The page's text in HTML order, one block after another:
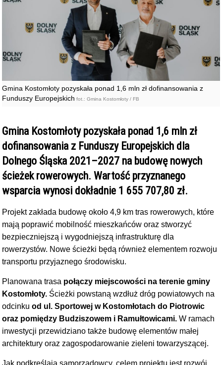
Gmina Kostomłoty pozyskała ponad 1,6 mln zł dofinansowania z
Funduszy Europejskich fot.: Gmina Kostomłoty / FB
Gmina Kostomłoty pozyskała ponad 1,6 mln zł
dofinansowania z Funduszy Europejskich dla
Dolnego Śląska 2021–2027 na budowę nowych
ścieżek rowerowych. Wartość przyznanego
wsparcia wynosi dokładnie 1 655 707,80 zł.
Projekt zakłada budowę około 4,9 km tras rowerowych, które
mają poprawić mobilność mieszkańców oraz stworzyć
bezpieczniejszą i wygodniejszą infrastrukturę dla
rowerzystów. Nowe ścieżki będą również elementem rozwoju
transportu przyjaznego środowisku.
Planowana trasa połączy miejscowości na terenie gminy
Kostomłoty. Ścieżki powstaną wzdłuż dróg powiatowych na
odcinkuod ul. Sportowej w Kostomłotach do Piotrowic
oraz pomiędzy Budziszowem i Ramułtowicami. W ramach
inwestycji przewidziano także budowę elementów małej
architektury oraz zagospodarowanie zieleni towarzyszącej.
Jak podkreślają samorządowcy, celem projektu jest rozwój